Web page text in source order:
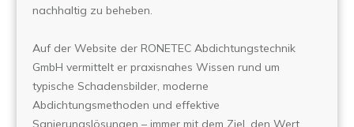
nachhaltig zu beheben.
Auf der Website der RONETEC Abdichtungstechnik
GmbH vermittelt er praxisnahes Wissen rund um
typische Schadensbilder, moderne
Abdichtungsmethoden und effektive
Sanierungslösungen – immer mit dem Ziel, den Wert